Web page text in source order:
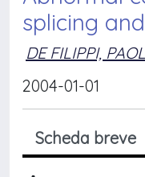
splicing
DE FILIPPI,
2004-01-01
Scheda breve